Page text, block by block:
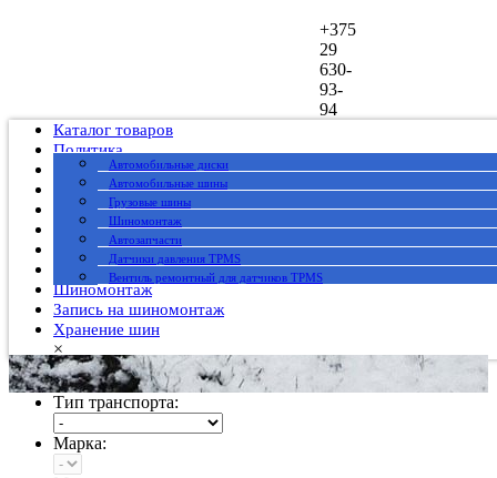
+375
29
630-
93-
94
Каталог товаров
Автомобильные диски
Автомобильные шины
Грузовые шины
Шиномонтаж
Автозапчасти
Датчики давления TPMS
Вентиль ремонтный для датчиков TPMS
Политика
Публичный договор
О нас
Оплата
Доставка
Вакансии
Гарантия
Шиномонтаж
Запись на шиномонтаж
Хранение шин
×
Тип транспорта:
Марка: